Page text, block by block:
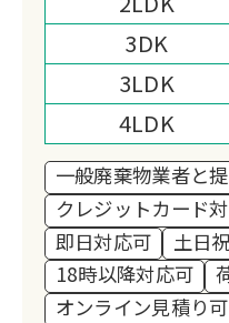
3DK
3LDK
4LDK
一般廃棄物業者と
クレジットカード
即日対応可
土日
18時以降対応可
オンライン見積り可